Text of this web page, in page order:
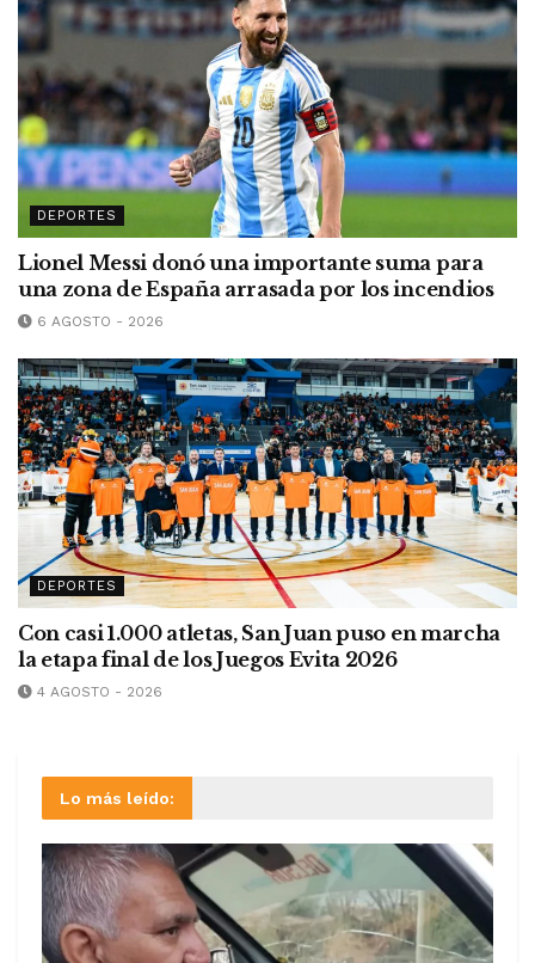
DEPORTES
Lionel Messi donó una importante suma para
una zona de España arrasada por los incendios
6 AGOSTO - 2026
DEPORTES
Con casi 1.000 atletas, San Juan puso en marcha
la etapa final de los Juegos Evita 2026
4 AGOSTO - 2026
Lo más leído: